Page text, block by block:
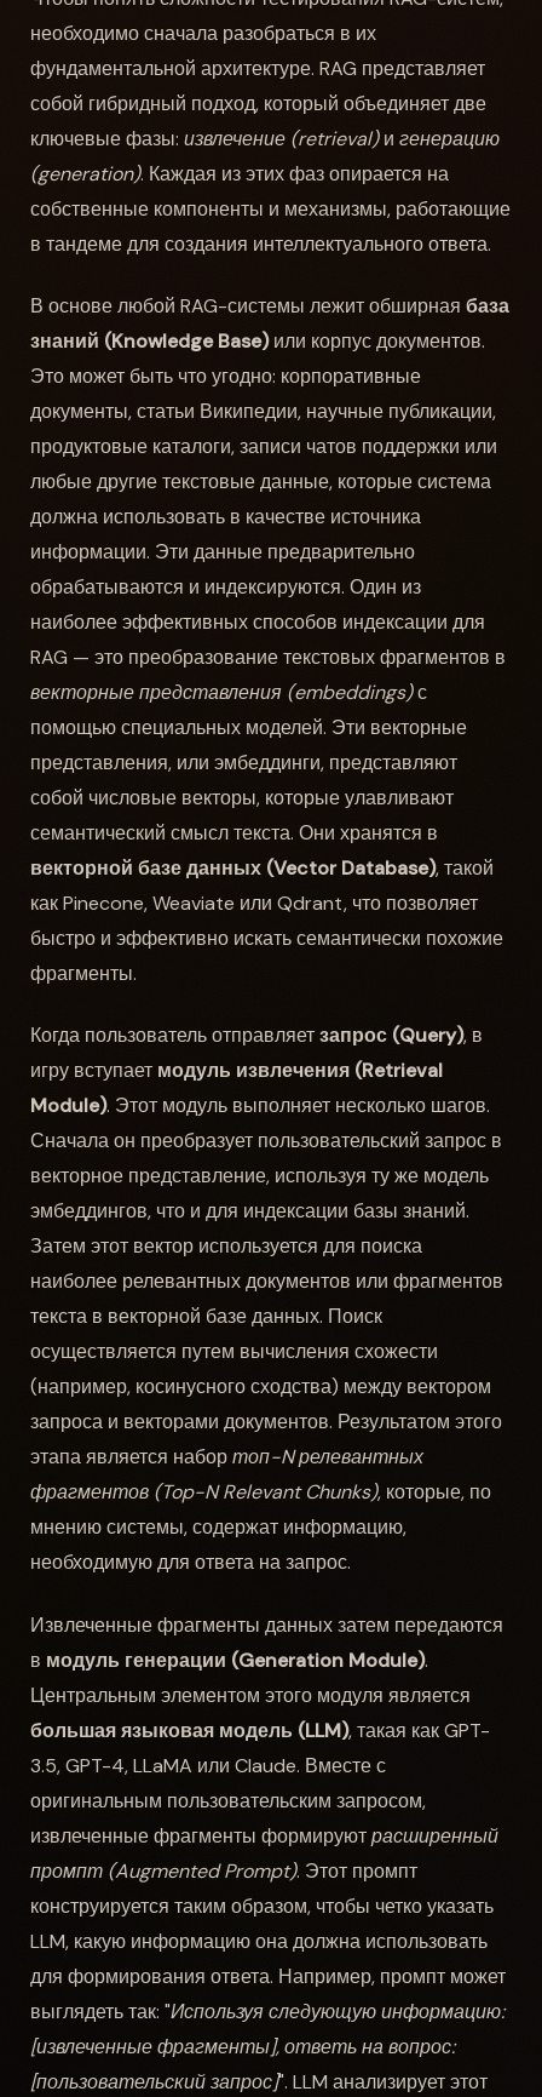
необходимо сначала разобраться в их
фундаментальной архитектуре. RAG представляет
собой гибридный подход, который объединяет две
ключевые фазы: извлечение (retrieval)и генерацию
(generation). Каждая из этих фаз опирается на
собственные компоненты и механизмы, работающие
в тандеме для создания интеллектуального ответа.
В основе любой RAG-системы лежит обширная база
знаний (Knowledge Base)или корпус документов.
Это может быть что угодно: корпоративные
документы, статьи Википедии, научные публикации,
продуктовые каталоги, записи чатов поддержки или
любые другие текстовые данные, которые система
должна использовать в качестве источника
информации. Эти данные предварительно
обрабатываются и индексируются. Один из
наиболее эффективных способов индексации для
RAG — это преобразование текстовых фрагментов в
векторные представления (embeddings)с
помощью специальных моделей. Эти векторные
представления, или эмбеддинги, представляют
собой числовые векторы, которые улавливают
семантический смысл текста. Они хранятся в
векторной базе данных (Vector Database), такой
как Pinecone, Weaviate или Qdrant, что позволяет
быстро и эффективно искать семантически похожие
фрагменты.
Когда пользователь отправляетзапрос (Query), в
игру вступает модуль извлечения (Retrieval
Module). Этот модуль выполняет несколько шагов.
Сначала он преобразует пользовательский запрос в
векторное представление, используя ту же модель
эмбеддингов, что и для индексации базы знаний.
Затем этот вектор используется для поиска
наиболее релевантных документов или фрагментов
текста в векторной базе данных. Поиск
осуществляется путем вычисления схожести
(например, косинусного сходства) между вектором
запроса и векторами документов. Результатом этого
этапа является набортоп-N релевантных
фрагментов (Top-N Relevant Chunks), которые, по
мнению системы, содержат информацию,
необходимую для ответа на запрос.
Извлеченные фрагменты данных затем передаются
в модуль генерации (Generation Module).
Центральным элементом этого модуля является
большая языковая модель (LLM), такая как GPT-
3.5, GPT-4, LLaMA или Claude. Вместе с
оригинальным пользовательским запросом,
извлеченные фрагменты формируютрасширенный
промпт (Augmented Prompt). Этот промпт
конструируется таким образом, чтобы четко указать
LLM, какую информацию она должна использовать
для формирования ответа. Например, промпт может
выглядеть так: "Используя следующую информацию:
[извлеченные фрагменты], ответь на вопрос:
[пользовательский запрос]". LLM анализирует этот